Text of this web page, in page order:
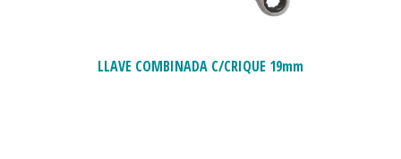
LLAVE COMBINADA C/CRIQUE 19mm